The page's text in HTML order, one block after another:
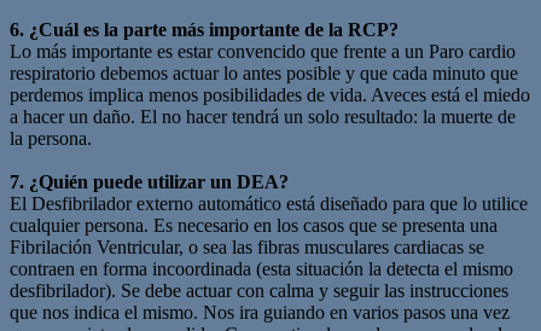
6. ¿Cuál es la parte más importante de la RCP?
Lo más importante es estar convencido que frente a un Paro cardio
respiratorio debemos actuar lo antes posible y que cada minuto que
perdemos implica menos posibilidades de vida. Aveces está el miedo
a hacer un daño. El no hacer tendrá un solo resultado: la muerte de
la persona.
7. ¿Quién puede utilizar un DEA?
El Desfibrilador externo automático está diseñado para que lo utilice
cualquier persona. Es necesario en los casos que se presenta una
Fibrilación Ventricular, o sea las fibras musculares cardiacas se
contraen en forma incoordinada (esta situación la detecta el mismo
desfibrilador). Se debe actuar con calma y seguir las instrucciones
que nos indica el mismo. Nos ira guiando en varios pasos una vez